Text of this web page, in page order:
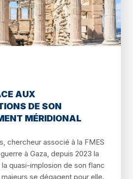
AUX
DE SON
MÉRIDIONAL
chercheur associé à la FMES
à Gaza, depuis 2023 la
quasi-implosion de son flanc
se dégagent pour elle.